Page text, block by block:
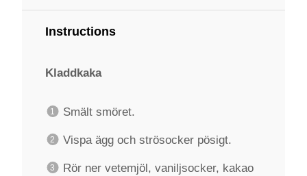
Instructions
Kladdkaka
Smält smöret.
Vispa ägg och strösocker pösigt.
Rör ner vetemjöl, vaniljsocker, kakao